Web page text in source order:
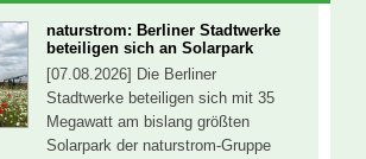
naturstrom: Berliner Stadtwerke
beteiligen sich an Solarpark
[07.08.2026] Die Berliner
Stadtwerke beteiligen sich mit 35
Megawatt am bislang größten
Solarpark der naturstrom-Gruppe